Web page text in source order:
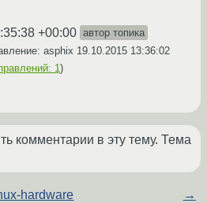
+00:00 автор топика
asphix 19.10.2015 13:36:02
1)
комментарии в эту тему. Тема
hardware →